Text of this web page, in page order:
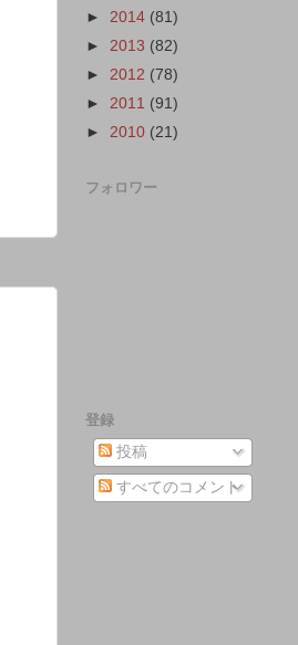
► 2014 (81)
► 2013 (82)
► 2012 (78)
► 2011 (91)
► 2010 (21)
フォロワー
登録
投稿
すべてのコメント